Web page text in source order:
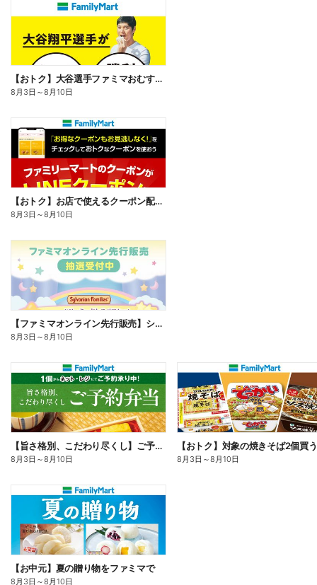
【おトク】大谷選手ファミマおむすび割
8月3日 ～8月10日
【おトク】お店で使えるクーポン配信中
8月3日 ～8月10日
【ファミマオンライン先行販売】シルバニアファミリー
8月3日 ～8月10日
【旨さ格別、こだわり尽くし】ご予約弁当
8月3日 ～8月10日 8月3日 ～8月10日
【お中元】夏の贈り物をファミマで
8月3日 ～8月10日